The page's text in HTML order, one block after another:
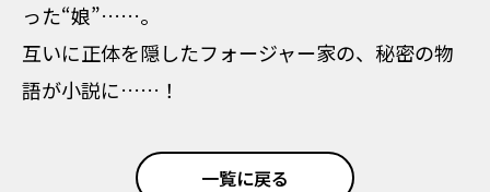
った“娘”……。
互いに正体を隠したフォージャー家の、秘密の物
語が小説に……！
一覧に戻る